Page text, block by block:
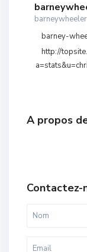
barneywheeler
barney-
http://
A propos
Contactez-